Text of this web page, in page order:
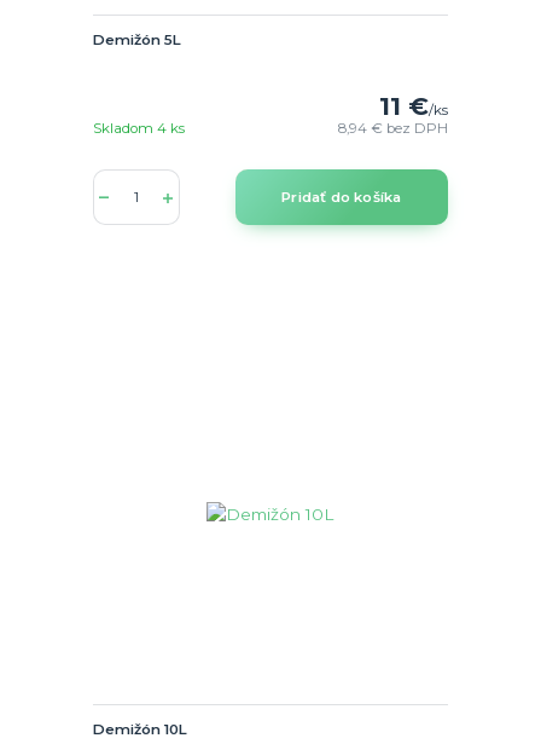
Demižón 5L
11 €/ks
8,94 € bez DPH
Skladom 4 ks
Pridať do košíka
Demižón 10L